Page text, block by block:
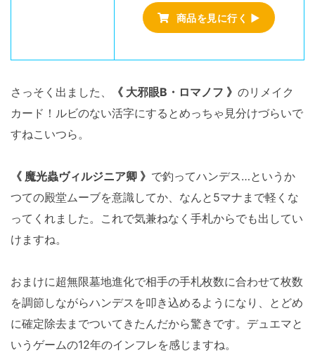
商品を見に行く ▶
さっそく出ました、 《 大邪眼B・ロマノフ 》 のリメイク
カード！ルビのない活字にするとめっちゃ見分けづらいで
すねこいつら。
《 魔光蟲ヴィルジニア卿 》 で釣ってハンデス…というか
つての殿堂ムーブを意識してか、なんと5マナまで軽くな
ってくれました。これで気兼ねなく手札からでも出してい
けますね。
おまけに超無限墓地進化で相手の手札枚数に合わせて枚数
を調節しながらハンデスを叩き込めるようになり、とどめ
に確定除去までついてきたんだから驚きです。デュエマと
いうゲームの12年のインフレを感じますね。